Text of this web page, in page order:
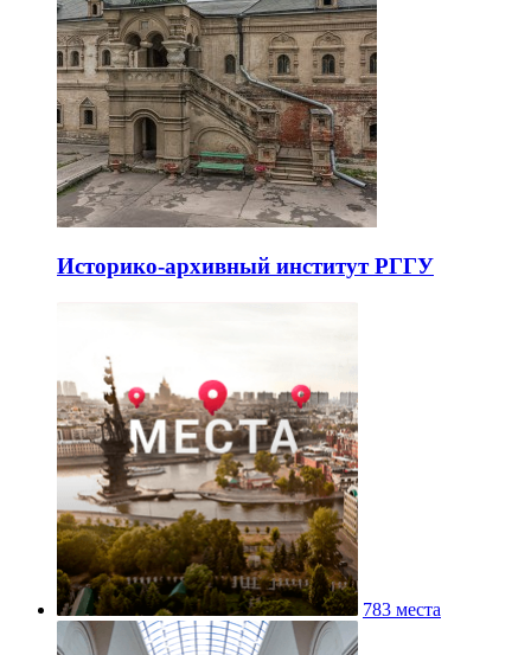
Историко-архивный институт РГГУ
783 места